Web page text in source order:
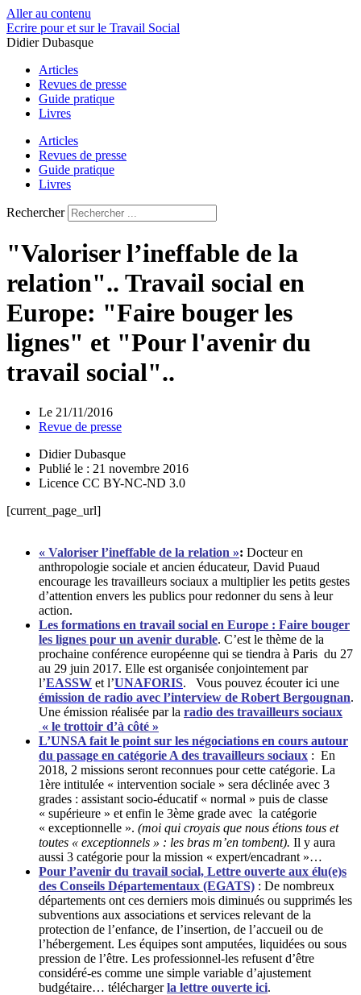
Aller au contenu
Ecrire pour et sur le Travail Social
Didier Dubasque
Articles
Revues de presse
Guide pratique
Livres
Articles
Revues de presse
Guide pratique
Livres
Rechercher
"Valoriser l’ineffable de la
relation".. Travail social en
Europe: "Faire bouger les
lignes" et "Pour l'avenir du
travail social"..
Le 21/11/2016
Revue de presse
Didier Dubasque
Publié le : 21 novembre 2016
Licence CC BY-NC-ND 3.0
[current_page_url]
« Valoriser l’ineffable de la relation »: Docteur en
anthropologie sociale et ancien éducateur, David Puaud
encourage les travailleurs sociaux a multiplier les petits gestes
d’attention envers les publics pour redonner du sens à leur
action.
Les formations en travail social en Europe : Faire bouger
les lignes pour un avenir durable. C’est le thème de la
prochaine conférence européenne qui se tiendra à Paris du 27
au 29 juin 2017. Elle est organisée conjointement par
l’EASSW et l’UNAFORIS. Vous pouvez écouter ici une
émission de radio avec l’interview de Robert Bergougnan.
Une émission réalisée par la radio des travailleurs sociaux
« le trottoir d’à côté »
L’UNSA fait le point sur les négociations en cours autour
du passage en catégorie A des travailleurs sociaux : En
2018, 2 missions seront reconnues pour cette catégorie. La
1ère intitulée « inter­ven­tion sociale » sera déclinée avec 3
grades : assistant socio-éducatif « normal » puis de classe
« supérieure » et enfin le 3ème grade avec la catégorie
« exceptionnelle ». (moi qui croyais que nous étions tous et
toutes « exceptionnels » : les bras m’en tombent). Il y aura
aussi 3 catégorie pour la mission « expert/encadrant »…
Pour l’avenir du travail social, Lettre ouverte aux élu(e)s
des Conseils Départementaux (EGATS) : De nombreux
départements ont ces derniers mois diminués ou supprimés les
subventions aux associations et services relevant de la
protection de l’enfance, de l’insertion, de l’accueil ou de
l’hébergement. Les équipes sont amputées, liquidées ou sous
pression de l’être. Les professionnel-les refusent d’être
considéré-es comme une simple variable d’ajustement
budgétaire… télécharger la lettre ouverte ici.